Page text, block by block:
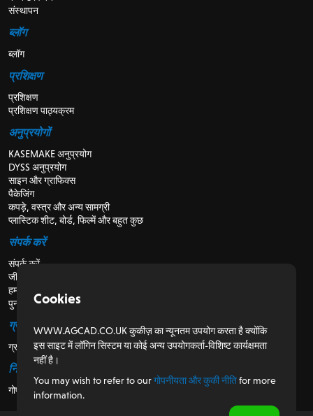
संस्थापन
ब्लॉग
ब्लॉग
प्रशिक्षण
प्रशिक्षण
प्रशिक्षण पाठ्यक्रम
अनुप्रयोगों
KASEMAKE अनुप्रयोग
DYSS अनुप्रयोग
साइन और ग्राफिक्स
पैकेजिंग
कपड़े, वस्त्र और अन्य सामग्री
प्लास्टिक शीट, बोर्ड, फिल्में और बहुत कुछ
संपर्क करें
संपर्क करें
जीविका
हमारे बारे में
पुनर्विक्रेताओं के लिए
ग्राहकों के लिए
ग्राहक पोर्टल
नियामक
गोपनीयता और कुकी नीति
Cookies
WWW.AGCAD.CO.UK कुकीज़ का न्यूनतम उपयोग करता है क्योंकि
इस साइट में लॉगिन सिस्टम या कोई अन्य उपयोगकर्ता-विशिष्ट कार्यक्षमता
नहीं है।
You may wish to refer to ourगोपनीयता और कुकी नीतिfor more
information.